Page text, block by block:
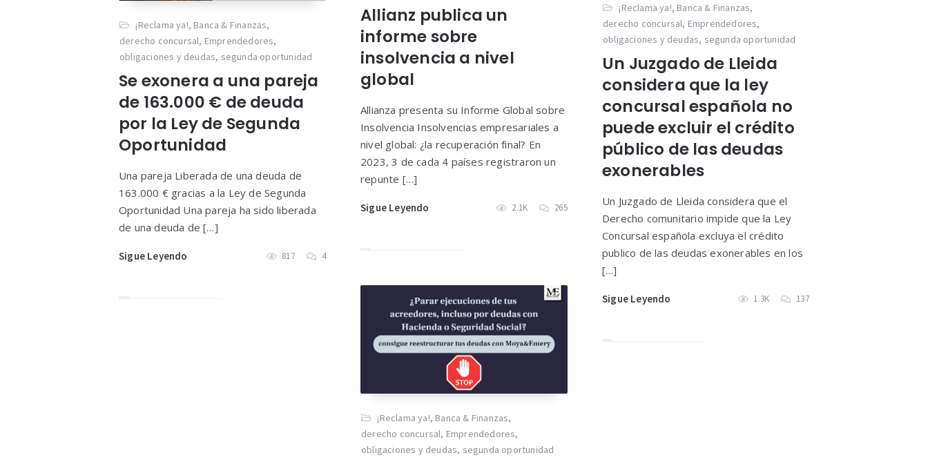
Allianz publica un
informe sobre
insolvencia a nivel
global
Allianza presenta su Informe Global sobre
Insolvencia Insolvencias empresariales a
nivel global: ¿la recuperación final? En
2023, 3 de cada 4 países registraron un
repunte […]
Sigue Leyendo 2.1K 265
¡Reclama ya!, Banca & Finanzas,
derecho concursal, Emprendedores,
obligaciones y deudas, segunda oportunidad
Un Juzgado de Lleida
considera que la ley
concursal española no
puede excluir el crédito
público de las deudas
exonerables
Un Juzgado de Lleida considera que el
Derecho comunitario impide que la Ley
Concursal española excluya el crédito
publico de las deudas exonerables en los
[…]
Sigue Leyendo 1.3K 137
¡Reclama ya!, Banca & Finanzas,
derecho concursal, Emprendedores,
obligaciones y deudas, segunda oportunidad
Se exonera a una pareja
de 163.000 € de deuda
por la Ley de Segunda
Oportunidad
Una pareja Liberada de una deuda de
163.000 € gracias a la Ley de Segunda
Oportunidad Una pareja ha sido liberada
de una deuda de […]
Sigue Leyendo 817 4
¡Reclama ya!, Banca & Finanzas,
derecho concursal, Emprendedores,
obligaciones y deudas, segunda oportunidad